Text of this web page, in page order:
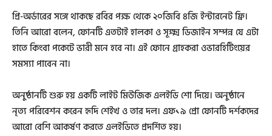
প্রি-অর্ডারের সঙ্গে থাকছে রবির পক্ষ থেকে ২০জিবি ৪জি ইন্টারনেট ফ্রি।
তিনি আরো বলেন, ফোনটি এতটাই হালকা ও সূক্ষ্ম ডিজাইন সম্পন্ন যে এটা
হাতে কিংবা পকেটে ভারী মনে হবে না। এই ফোনে গ্রাহকরা ওভারহিটিংয়ের
সমস্যা পাবেন না।
অনুষ্ঠানটি শুরু হয় একটি লাইট মিউজিক এলইডি শো দিয়ে। অনুষ্ঠানে
নৃত্য পরিবেশন করেন হৃদি শেইখ ও তার দল। এফ১৯ প্রো ফোনটি দর্শকদের
আরো বেশি আকর্ষণ করতে এলইডিতে প্রদর্শিত হয়।